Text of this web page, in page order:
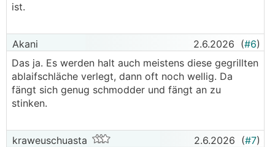
ist.
Akani 2.6.2026 (#6)
Das ja. Es werden halt auch meistens diese gegrillten
ablaifschläche verlegt, dann oft noch wellig. Da
fängt sich genug schmodder und fängt an zu
stinken.
kraweuschuasta 2.6.2026 (#7)